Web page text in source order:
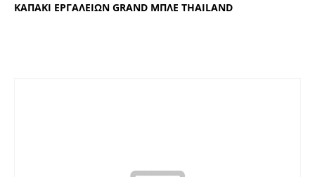
ΚΑΠΑΚΙ ΕΡΓΑΛΕΙΩΝ GRAND ΜΠΛΕ THAILAND